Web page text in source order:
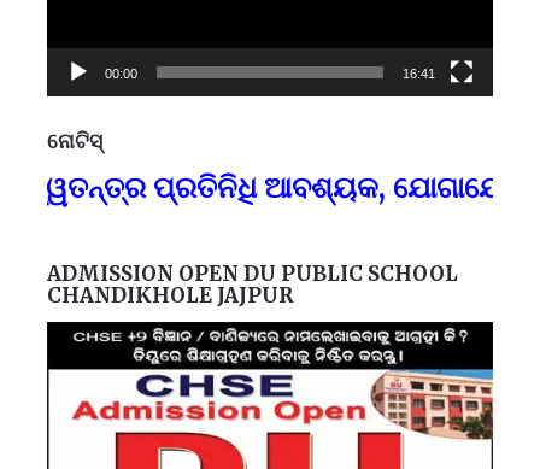
00:00 16:41
ନୋଟିସ୍
ପ୍ରତିନିଧି ଆବଶ୍ୟକ, ଯୋଗାଯୋଗ-
ADMISSION OPEN DU PUBLIC SCHOOL
CHANDIKHOLE JAJPUR